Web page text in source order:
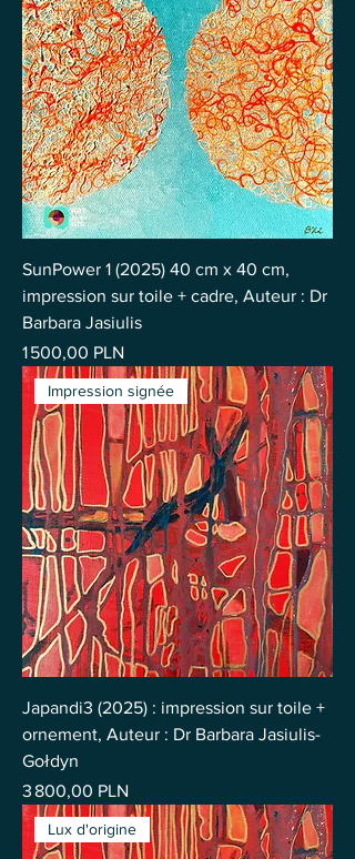
SunPower 1 (2025) 40 cm x 40 cm,
impression sur toile + cadre, Auteur : Dr
Barbara Jasiulis
Prix
1 500,00 PLN
Impression signée
Japandi3 (2025) : impression sur toile +
ornement, Auteur : Dr Barbara Jasiulis-
Gołdyn
Prix
3 800,00 PLN
Lux d'origine